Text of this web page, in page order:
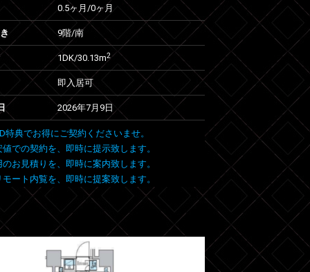
0.5ヶ月 /0ヶ月
9階/南
1DK/30.13m2
即入居可
2026年7月9日
特典でお得にご契約くださいませ。
での契約を、即時に提示致します。
お見積りを、即時に案内致します。
ート内覧を、即時に提案致します。